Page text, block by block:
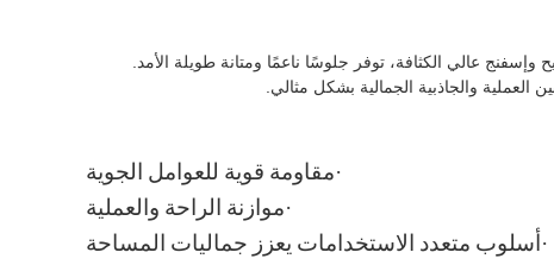
عالي الكثافة، توفر جلوسًا ناعمًا ومتانة طويلة الأمد.
والجاذبية الجمالية بشكل مثالي.
·مقاومة قوية للعوامل الجوية
·موازنة الراحة والعملية
·أسلوب متعدد الاستخدامات يعزز جماليات المساحة